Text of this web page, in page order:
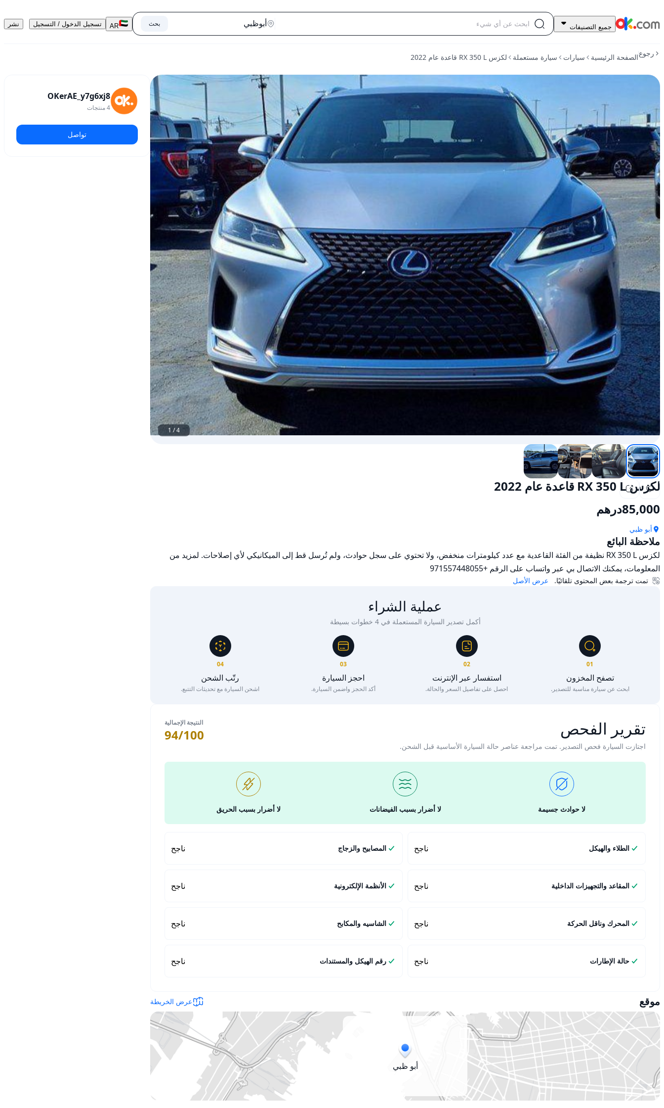
85,000
لكزس
350
L
عام
2022
مستعمل
جميع التصنيفات بحث AR تسجيل الدخول / التسجيل نشر
رجوعالصفحة الرئيسية سيارات سيارة مستعملة لكزس RX 350 L قاعدة عام 2022
1 /4
لكزس RX 350 L قاعدة عام 2022
85,000درهم
أبو ظبي
ملاحظة البائع
المعلومات، يمكنك الاتصال بي عبر واتساب على الرقم +971557448055
عرض الأصل تمت ترجمة بعض المحتوى تلقائيًا.
عملية الشراء
أكمل تصدير السيارة المستعملة في 4 خطوات بسيطة
01
تصفح المخزون
ابحث عن سيارة مناسبة للتصدير.
02
استفسار عبر الإنترنت
احصل على تفاصيل السعر والحالة.
03
احجز السيارة
أكد الحجز واضمن السيارة.
04
رتّب الشحن
اشحن السيارة مع تحديثات التتبع.
تقرير الفحص
اجتازت السيارة فحص التصدير. تمت مراجعة عناصر حالة السيارة الأساسية قبل الشحن.
النتيجة الإجمالية
94/100
لا حوادث جسيمة لا أضرار بسبب الفيضانات لا أضرار بسبب الحريق
الطلاء والهيكل ناجح المصابيح والزجاج ناجح
المقاعد والتجهيزات الداخلية ناجح الأنظمة الإلكترونية ناجح
المحرك وناقل الحركة ناجح الشاسيه والمكابح ناجح
حالة الإطارات ناجح رقم الهيكل والمستندات ناجح
موقع عرض الخريطة
أبو ظبي
OKerAE_y7g6xj8
4منتجات
تواصل